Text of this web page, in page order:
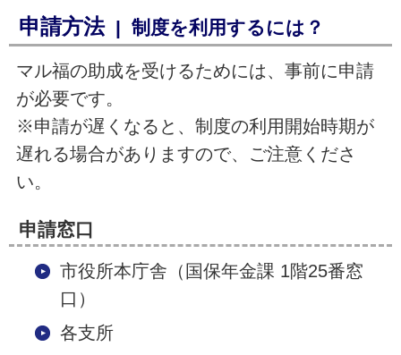
申請方法| 制度を利用するには？
マル福の助成を受けるためには、事前に申請
が必要です。
※申請が遅くなると、制度の利用開始時期が
遅れる場合がありますので、ご注意くださ
い。
申請窓口
市役所本庁舎（国保年金課 1階25番窓
口）
各支所